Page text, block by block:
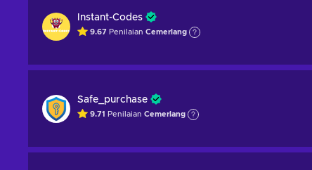
Instant-Codes
9.67 Penilaian Cemerlang
Safe_purchase
9.71 Penilaian Cemerlang